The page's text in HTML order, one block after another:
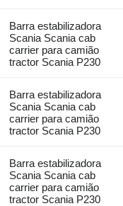
Barra estabilizadora
Scania Scania cab
carrier para camião
tractor Scania P230
Barra estabilizadora
Scania Scania cab
carrier para camião
tractor Scania P230
Barra estabilizadora
Scania Scania cab
carrier para camião
tractor Scania P230